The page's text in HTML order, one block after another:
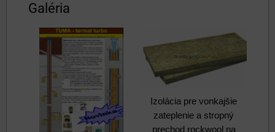
Galéria
Izolácia pre vonkajšie
zateplenie a stropný
prechod rockwool na